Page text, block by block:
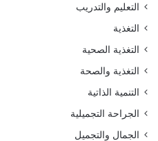
التعليم والتدريب
التغذية
التغذية الصحية
التغذية والصحة
التنمية الذاتية
الجراحة التجميلية
الجمال والتجميل